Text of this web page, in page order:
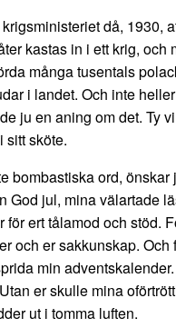
då, 1930,
kastas in i ett krig, och
många tusentals
i landet. Och inte
ju en aning om det. Ty
sitt sköte.
bombastiska ord,
God jul, mina välartade
för ert tålamod och stöd.
och er sakkunskap. Och
min
er skulle mina
ut i tomma luften.